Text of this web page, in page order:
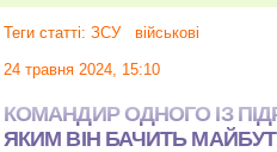
Теги статті: ЗСУ військові
24 травня 2024, 15:10
КОМАНДИР ОДНОГО ІЗ
ЯКИМ ВІН БАЧИТЬ